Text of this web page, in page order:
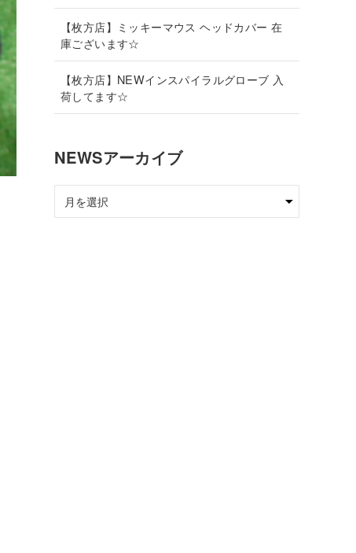
【枚方店】ミッキーマウス ヘッドカバー 在
庫ございます☆
【枚方店】NEWインスパイラルグローブ 入
荷してます☆
NEWSアーカイブ
NEWS